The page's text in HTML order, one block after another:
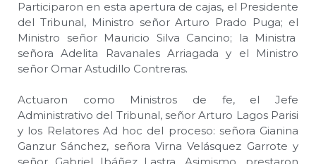
Participaron en esta apertura de cajas, el Presidente
del Tribunal, Ministro señor Arturo Prado Puga; el
Ministro señor Mauricio Silva Cancino; la Ministra
señora Adelita Ravanales Arriagada y el Ministro
señor Omar Astudillo Contreras.
Actuaron como Ministros de fe, el Jefe
Administrativo del Tribunal, señor Arturo Lagos Parisi
y los Relatores Ad hoc del proceso: señora Gianina
Ganzur Sánchez, señora Virna Velásquez Garrote y